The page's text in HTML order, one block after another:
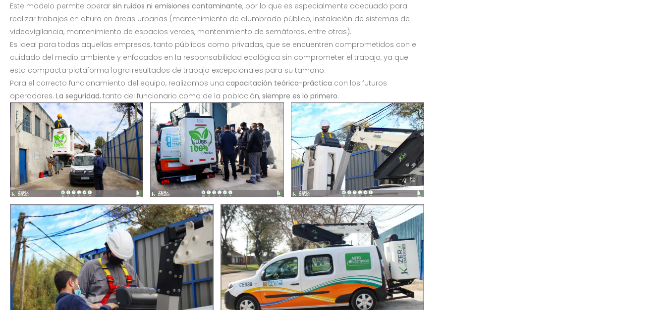
Este modelo permite operar sin ruidos ni emisiones contaminante, por lo que es especialmente adecuado para
realizar trabajos en altura en áreas urbanas (mantenimiento de alumbrado público, instalación de sistemas de
videovigilancia, mantenimiento de espacios verdes, mantenimiento de semáforos, entre otras).
Es ideal para todas aquellas empresas, tanto públicas como privadas, que se encuentren comprometidos con el
cuidado del medio ambiente y enfocados en la responsabilidad ecológica sin comprometer el trabajo, ya que
esta compacta plataforma logra resultados de trabajo excepcionales para su tamaño.
Para el correcto funcionamiento del equipo, realizamos una capacitación teórica-práctica con los futuros
operadores. La seguridad, tanto del funcionario como de la población, siempre es lo primero.